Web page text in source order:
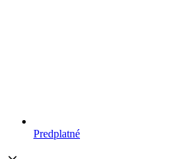
Predplatné